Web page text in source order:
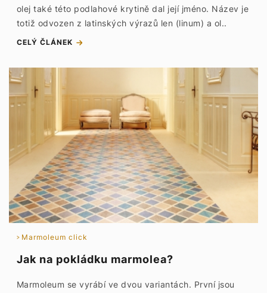
olej také této podlahové krytině dal její jméno. Název je
totiž odvozen z latinských výrazů len (linum) a ol..
CELÝ ČLÁNEK
Marmoleum click
Jak na pokládku marmolea?
Marmoleum se vyrábí ve dvou variantách. První jsou